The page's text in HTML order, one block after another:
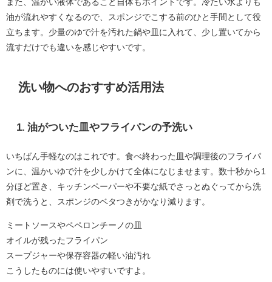
また、温かい液体であること自体もポイントです。冷たい水よりも
油が流れやすくなるので、スポンジでこする前のひと手間として役
立ちます。少量のゆで汁を汚れた鍋や皿に入れて、少し置いてから
流すだけでも違いを感じやすいです。
洗い物へのおすすめ活用法
1. 油がついた皿やフライパンの予洗い
いちばん手軽なのはこれです。食べ終わった皿や調理後のフライパ
ンに、温かいゆで汁を少しかけて全体になじませます。数十秒から1
分ほど置き、キッチンペーパーや不要な紙でさっとぬぐってから洗
剤で洗うと、スポンジのベタつきがかなり減ります。
ミートソースやペペロンチーノの皿
オイルが残ったフライパン
スープジャーや保存容器の軽い油汚れ
こうしたものには使いやすいですよ。